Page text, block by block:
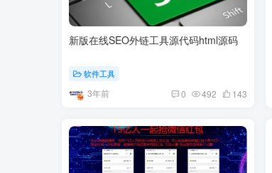
新版在线SEO外链工具源代码html源码
软件工具
3年前 0 492 143